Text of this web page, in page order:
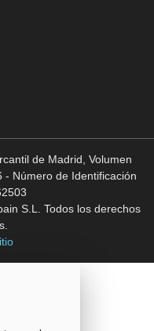
de Madrid, Volumen
- Número de Identificación
S.L. Todos los derechos